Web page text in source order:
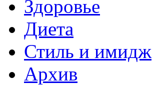
Здоровье
Диета
Стиль и имидж
Архив